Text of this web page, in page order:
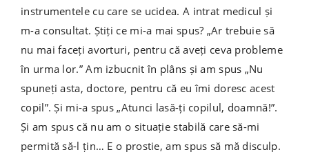
instrumentele cu care se ucidea. A intrat medicul și
m-a consultat. Știți ce mi-a mai spus? „Ar trebuie să
nu mai faceți avorturi, pentru că aveți ceva probleme
în urma lor.” Am izbucnit în plâns și am spus „Nu
spuneți asta, doctore, pentru că eu îmi doresc acest
copil”. Și mi-a spus „Atunci lasă-ți copilul, doamnă!”.
Și am spus că nu am o situație stabilă care să-mi
permită să-l țin… E o prostie, am spus să mă disculp.